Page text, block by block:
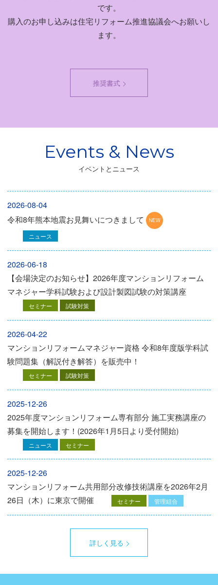
です。
購入のお申し込みは住宅リフォーム推進協議会へお願いし
ます。
推奨書式
イベントとニュース
2026-08-04
令和8年熊本地震お見舞いにつきまして
ニュース
2026-06-18
【会場決定のお知らせ】2026年度マンションリフォーム
マネジャー学科試験および設計製図試験の対策講座
セミナー 試験対策
2026-04-22
マンションリフォームマネジャー資格 令和8年度版学科試
験問題集（解説付き解答）を販売中！
セミナー 試験対策
2025-12-26
2025年度マンションリフォーム専有部分 施工実務講座の
募集を開始します！(2026年1月5日より受付開始)
ニュース セミナー
2025-12-26
マンションリフォーム共用部分改修技術講座を2026年2月
26日（木）に東京で開催
セミナー 管理組合
詳しく見る